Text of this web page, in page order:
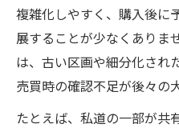
複雑化しやすく、購入後に
展することが少なくありま
は、古い区画や細分化され
売買時の確認不足が後々の
たとえば、私道の一部が共